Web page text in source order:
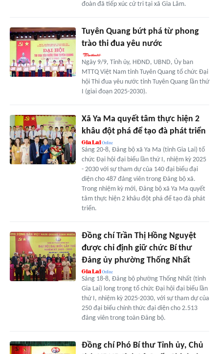
đoàn đã tiếp xúc cử tri tại xã Gia Lâm.
Tuyên Quang bứt phá từ phong
trào thi đua yêu nước
Ngày 9/9, Tỉnh ủy, HĐND, UBND, Ủy ban
MTTQ Việt Nam tỉnh Tuyên Quang tổ chức Đại
hội Thi đua yêu nước tỉnh Tuyên Quang lần thứ
I (giai đoạn 2025-2030).
Xã Ya Ma quyết tâm thực hiện 2
khâu đột phá để tạo đà phát triển
Sáng 20-8, Đảng bộ xã Ya Ma (tỉnh Gia Lai) tổ
chức Đại hội đại biểu lần thứ I, nhiệm kỳ 2025
- 2030 với sự tham dự của 140 đại biểu đại
diện cho 487 đảng viên trong Đảng bộ xã.
Trong nhiệm kỳ mới, Đảng bộ xã Ya Ma quyết
tâm thực hiện 2 khâu đột phá để tạo đà phát
triển.
Đồng chí Trần Thị Hồng Nguyệt
được chỉ định giữ chức Bí thư
Đảng ủy phường Thống Nhất
Sáng 18-8, Đảng bộ phường Thống Nhất (tỉnh
Gia Lai) long trọng tổ chức Đại hội đại biểu lần
thứ I, nhiệm kỳ 2025-2030, với sự tham dự của
250 đại biểu chính thức đại diện cho 2.513
đảng viên trong toàn Đảng bộ.
Đồng chí Phó Bí thư Tỉnh ủy, Chủ